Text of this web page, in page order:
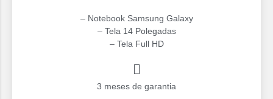
– Notebook Samsung Galaxy
– Tela 14 Polegadas
– ⁠Tela Full HD
3 meses de garantia